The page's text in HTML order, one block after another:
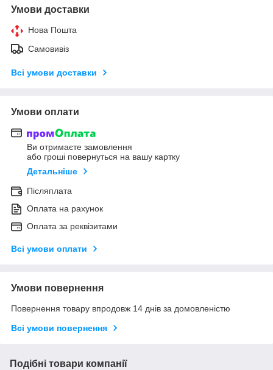
Умови доставки
Нова Пошта
Самовивіз
Всі умови доставки
Умови оплати
Ви отримаєте замовлення
або гроші повернуться на вашу картку
Детальніше
Післяплата
Оплата на рахунок
Оплата за реквізитами
Всі умови оплати
Умови повернення
Повернення товару впродовж 14 днів за домовленістю
Всі умови повернення
Подібні товари компанії